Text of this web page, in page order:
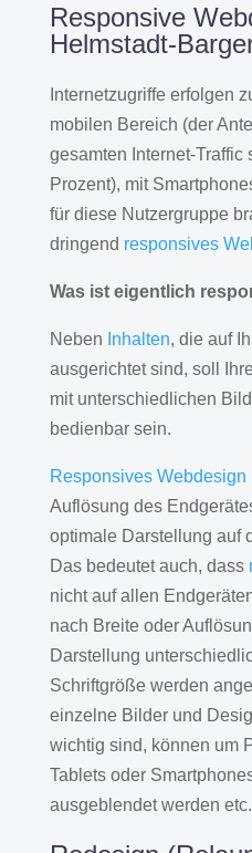
Responsive
Helmstadt-
Internetzugriffe erfolgen
mobilen Bereich (der
gesamten Internet-Traffic
Prozent), mit
für diese Nutzergruppe
dringend responsives
Was ist eigentlich
Neben Inhalten, die auf
ausgerichtet sind, soll
mit unterschiedlichen
bedienbar sein.
Responsives Webdesign
Auflösung des
optimale Darstellung auf
Das bedeutet auch, dass
nicht auf allen
nach Breite oder
Darstellung
Schriftgröße werden
einzelne Bilder und
wichtig sind, können um
Tablets oder
ausgeblendet werden etc.